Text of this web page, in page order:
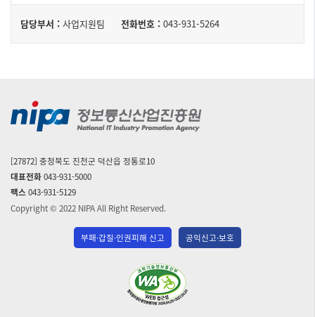
담
당
담당부서 : 사업지원팀 전화번호 : 043-931-5264
[27872] 충청북도 진천군 덕산읍 정통로10
대표전화043-931-5000
팩스043-931-5129
Copyright © 2022 NIPA All Right Reserved.
부패·갑질·인권피해 신고 공익신고·보호
(사)
한
국